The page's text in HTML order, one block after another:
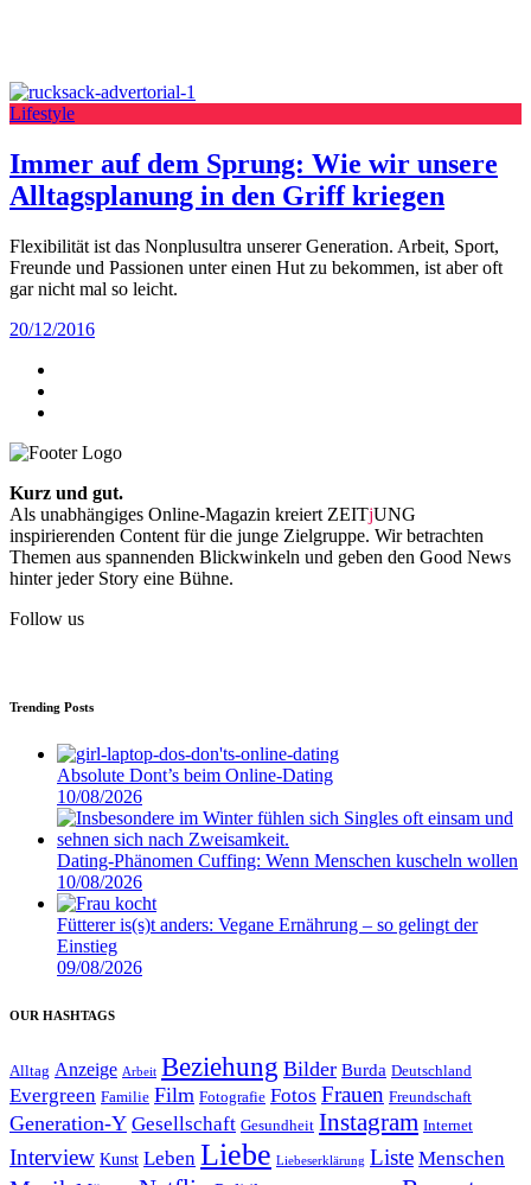
Lifestyle
Immer auf dem Sprung: Wie wir unsere
Alltagsplanung in den Griff kriegen
Flexibilität ist das Nonplusultra unserer Generation. Arbeit, Sport,
Freunde und Passionen unter einen Hut zu bekommen, ist aber oft
gar nicht mal so leicht.
20/12/2016
Kurz und gut.
Als unabhängiges Online-Magazin kreiert ZEITjUNG
inspirierenden Content für die junge Zielgruppe. Wir betrachten
Themen aus spannenden Blickwinkeln und geben den Good News
hinter jeder Story eine Bühne.
Follow us
Trending Posts
Absolute Dont’s beim Online-Dating
10/08/2026
Dating-Phänomen Cuffing: Wenn Menschen kuscheln wollen
10/08/2026
Fütterer is(s)t anders: Vegane Ernährung – so gelingt der
Einstieg
09/08/2026
OUR HASHTAGS
Alltag Anzeige Arbeit Beziehung Bilder Burda Deutschland
Evergreen Familie Film Fotografie Fotos Frauen Freundschaft
Generation-Y Gesellschaft Gesundheit Instagram Internet
Interview Kunst Leben Liebe Liebeserklärung Liste Menschen